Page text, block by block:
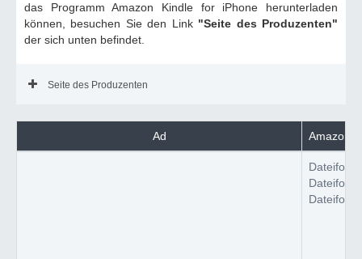
das Programm Amazon Kindle for iPhone herunterladen
können, besuchen Sie den Link "Seite des Produzenten"
der sich unten befindet.
Seite des Produzenten
Ad Amazon